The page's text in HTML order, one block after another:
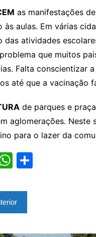
as manifestações
às aulas. Em várias
das atividades
que muitos
Falta conscientizar
até que a vacinação
de parques e
aglomerações. Neste
para o lazer da
W
at
s